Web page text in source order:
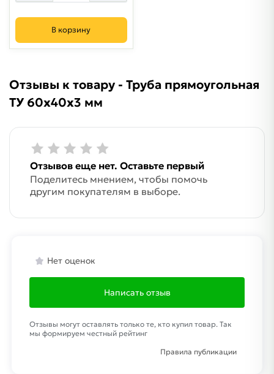
В корзину
Отзывы к товару - Труба прямоугольная
ТУ 60х40х3 мм
Отзывов еще нет. Оставьте первый
Поделитесь мнением, чтобы помочь
другим покупателям в выборе.
Нет оценок
Написать отзыв
Отзывы могут оставлять только те, кто купил товар. Так
мы формируем честный рейтинг
Правила публикации